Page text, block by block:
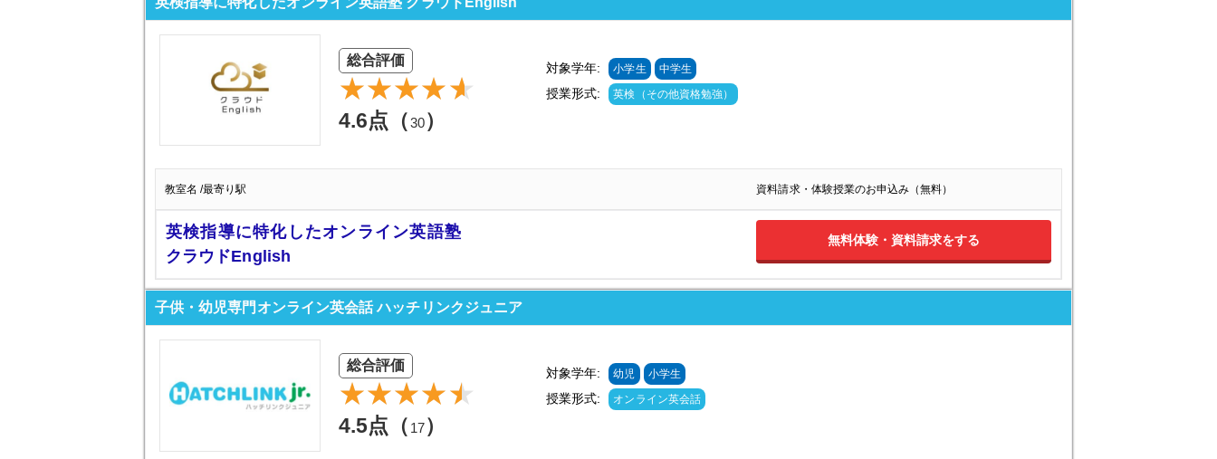
総合評価
4.6点（30）
対象学年: 小学生 中学生
授業形式: 英検（その他資格勉強）
教室名 /最寄り駅 資料請求・体験授業のお申込み（無料）
英検指導に特化したオンライン英語塾
クラウドEnglish
無料体験・資料請求をする
子供・幼児専門オンライン英会話 ハッチリンクジュニア
総合評価
4.5点（ 17）
対象学年: 幼児 小学生
授業形式: オンライン英会話